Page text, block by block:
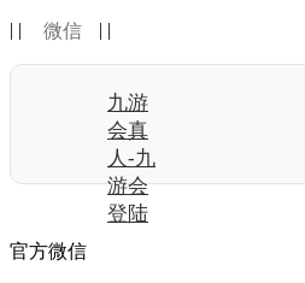
| | 微信 | |
九游
会真
人-九
游会
登陆
官方微信